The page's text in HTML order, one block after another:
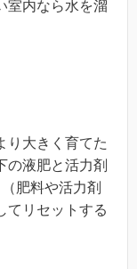
室内なら水を溜
り大きく育てた
の液肥と活力剤
肥料や活力剤
てリセットする